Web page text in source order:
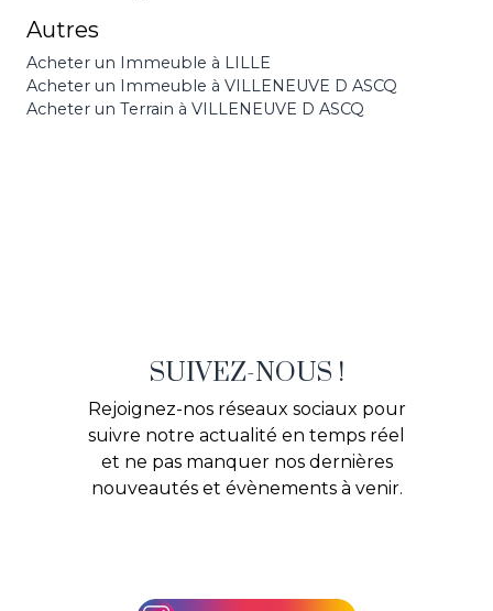
Autres
Acheter un Immeuble à LILLE
Acheter un Immeuble à VILLENEUVE D ASCQ
Acheter un Terrain à VILLENEUVE D ASCQ
SUIVEZ-NOUS !
Rejoignez-nos réseaux sociaux pour
suivre notre actualité en temps réel
et ne pas manquer nos dernières
nouveautés et évènements à venir.